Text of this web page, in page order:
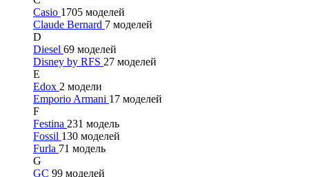
Casio 1705 моделей
Claude Bernard 7 моделей
D
Diesel 69 моделей
Disney by RFS 27 моделей
E
Edox 2 модели
Emporio Armani 17 моделей
F
Festina 231 модель
Fossil 130 моделей
Furla 71 модель
G
GC 99 моделей